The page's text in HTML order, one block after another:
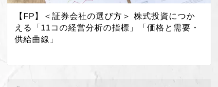
【FP】＜証券会社の選び方＞ 株式投資につか
える「11コの経営分析の指標」「価格と需要・
供給曲線」